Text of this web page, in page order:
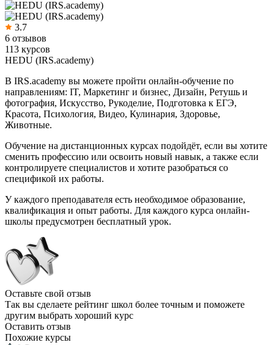
3.7
6 отзывов
113 курсов
HEDU (IRS.academy)
В IRS.academy вы можете пройти онлайн-обучение по
направлениям: IT, Маркетинг и бизнес, Дизайн, Ретушь и
фотография, Искусство, Рукоделие, Подготовка к ЕГЭ,
Красота, Психология, Видео, Кулинария, Здоровье,
Животные.
Обучение на дистанционных курсах подойдёт, если вы хотите
сменить профессию или освоить новый навык, а также если
контролируете специалистов и хотите разобраться со
спецификой их работы.
У каждого преподавателя есть необходимое образование,
квалификация и опыт работы. Для каждого курса онлайн-
школы предусмотрен бесплатный урок.
Оставьте свой отзыв
Так вы сделаете рейтинг школ более точным и поможете
другим выбрать хороший курс
Оставить отзыв
Похожие курсы